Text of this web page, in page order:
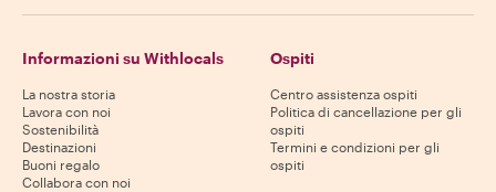
Informazioni su Withlocals
La nostra storia
Lavora con noi
Sostenibilità
Destinazioni
Buoni regalo
Collabora con noi
Ospiti
Centro assistenza ospiti
Politica di cancellazione per gli
ospiti
Termini e condizioni per gli
ospiti